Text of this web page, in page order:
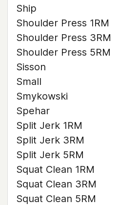
Ship
Shoulder Press 1RM
Shoulder Press 3RM
Shoulder Press 5RM
Sisson
Small
Smykowski
Spehar
Split Jerk 1RM
Split Jerk 3RM
Split Jerk 5RM
Squat Clean 1RM
Squat Clean 3RM
Squat Clean 5RM